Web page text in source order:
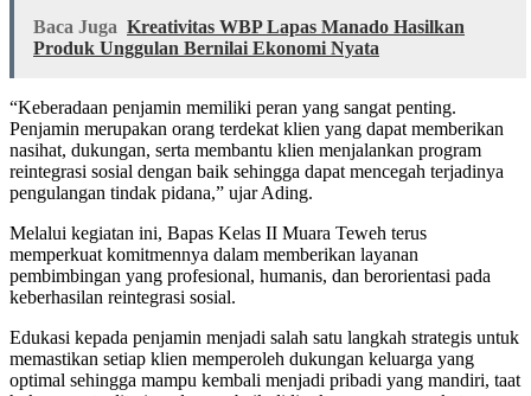
Baca Juga Kreativitas WBP Lapas Manado Hasilkan
Produk Unggulan Bernilai Ekonomi Nyata
“Keberadaan penjamin memiliki peran yang sangat penting.
Penjamin merupakan orang terdekat klien yang dapat memberikan
nasihat, dukungan, serta membantu klien menjalankan program
reintegrasi sosial dengan baik sehingga dapat mencegah terjadinya
pengulangan tindak pidana,” ujar Ading.
Melalui kegiatan ini, Bapas Kelas II Muara Teweh terus
memperkuat komitmennya dalam memberikan layanan
pembimbingan yang profesional, humanis, dan berorientasi pada
keberhasilan reintegrasi sosial.
Edukasi kepada penjamin menjadi salah satu langkah strategis untuk
memastikan setiap klien memperoleh dukungan keluarga yang
optimal sehingga mampu kembali menjadi pribadi yang mandiri, taat